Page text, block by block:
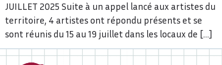
JUILLET 2025 Suite à un appel lancé aux artistes du
territoire, 4 artistes ont répondu présents et se
sont réunis du 15 au 19 juillet dans les locaux de […]